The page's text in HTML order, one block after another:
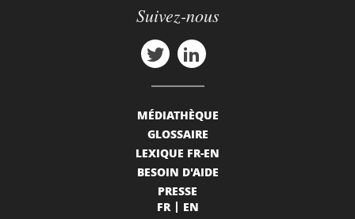
Suivez-nous
MÉDIATHÈQUE
GLOSSAIRE
LEXIQUE FR-EN
BESOIN D'AIDE
PRESSE
FR
EN